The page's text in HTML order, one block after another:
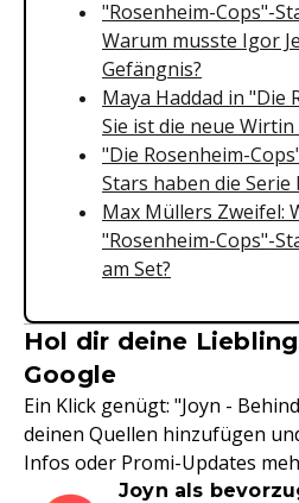
"Rosenheim-Cops"-
Warum musste Igor
Gefängnis?
Maya Haddad in "Die
Sie ist die neue
"Die Rosenheim-
Stars haben die
Max Müllers Zweifel:
"Rosenheim-Cops"-
am Set?
Hol dir deine
Google
Ein Klick genügt: "Joyn -
deinen Quellen hinzufügen
Infos oder Promi-Updates
Joyn als